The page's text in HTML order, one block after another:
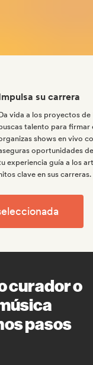
su carrera
vida a los proyectos de
talento para firmar
shows en vivo
oportunidades
experiencia guía a los
clave en sus carreras.
curador o
pasos